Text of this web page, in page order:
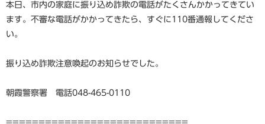
本日、市内の家庭に振り込め詐欺の電話がたくさんかかってきてい
ます。不審な電話がかかってきたら、すぐに110番通報してくださ
い。
振り込め詐欺注意喚起のお知らせでした。
朝霞警察署 電話048-465-0110
============================